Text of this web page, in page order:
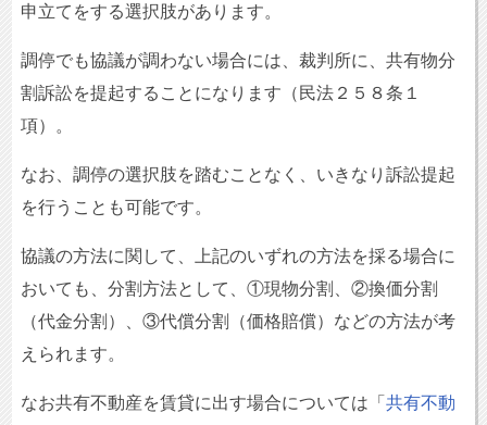
申立てをする選択肢があります。
調停でも協議が調わない場合には、裁判所に、共有物分
割訴訟を提起することになります（民法２５８条１
項）。
なお、調停の選択肢を踏むことなく、いきなり訴訟提起
を行うことも可能です。
協議の方法に関して、上記のいずれの方法を採る場合に
おいても、分割方法として、①現物分割、②換価分割
（代金分割）、③代償分割（価格賠償）などの方法が考
えられます。
なお共有不動産を賃貸に出す場合については「 共有不動